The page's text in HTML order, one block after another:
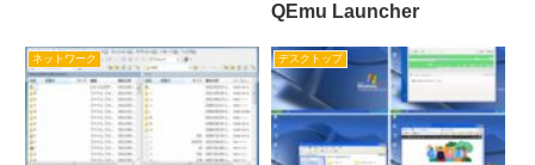
QEmu Launcher
ネットワーク デスクトップ